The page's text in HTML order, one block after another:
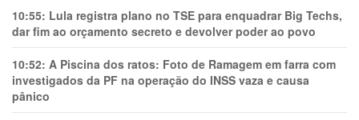
10:55: Lula registra plano no TSE para enquadrar Big Techs,
dar fim ao orçamento secreto e devolver poder ao povo
10:52: A Piscina dos ratos: Foto de Ramagem em farra com
investigados da PF na operação do INSS vaza e causa
pânico